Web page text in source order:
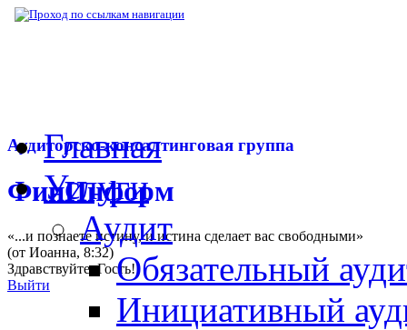
Аудиторско-консалтинговая группа
ФинИнформ
«...и познаете истину, и истина сделает вас свободными»
(от Иоанна, 8:32)
Здравствуйте,Гость!
Выйти
Главная
Услуги
Аудит
Обязательный
Инициативный